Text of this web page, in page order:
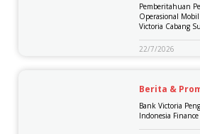
Pemberitahuan
Operasional
Victoria Cabang
22/7/2026
Berita &
Bank Victoria
Indonesia